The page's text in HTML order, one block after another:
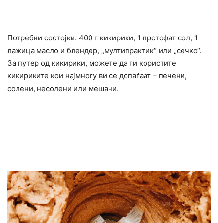
Потребни состојки: 400 г кикирики, 1 прстофат сол, 1
лажица масло и блендер, „мултипрактик“ или „сечко“.
За путер од кикирики, можете да ги користите
кикириките кои најмногу ви се допаѓаат – печени,
солени, несолени или мешани.